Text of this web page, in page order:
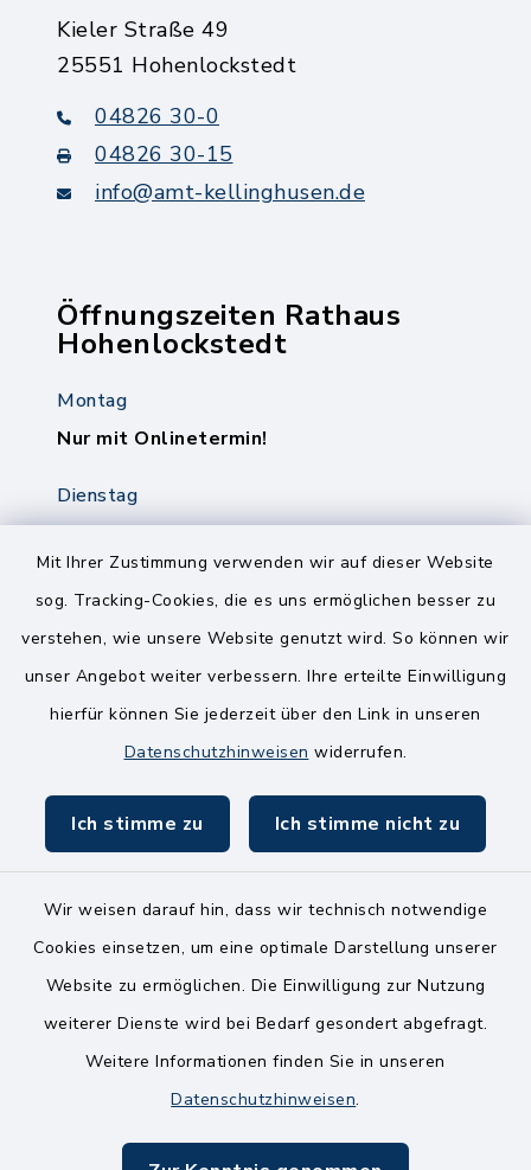
Mit Ihrer Zustimmung verwenden wir auf dieser Website
sog. Tracking-Cookies, die es uns ermöglichen besser zu
verstehen, wie unsere Website genutzt wird. So können wir
unser Angebot weiter verbessern. Ihre erteilte Einwilligung
hierfür können Sie jederzeit über den Link in unseren
Datenschutzhinweisen widerrufen.
Ich stimme zu Ich stimme nicht zu
Wir weisen darauf hin, dass wir technisch notwendige
Cookies einsetzen, um eine optimale Darstellung unserer
Website zu ermöglichen. Die Einwilligung zur Nutzung
weiterer Dienste wird bei Bedarf gesondert abgefragt.
Weitere Informationen finden Sie in unseren
Datenschutzhinweisen.
Kieler Straße 49
25551 Hohenlockstedt
04826 30-0
04826 30-15
info@amt-kellinghusen.de
Öffnungszeiten Rathaus
Hohenlockstedt
Montag
Nur mit Onlinetermin!
Dienstag
8.00-12.00 Uhr
14.00-18.00 Uhr
Freitag
8.00-11.00 Uhr
Kontakt
Barrierefreiheit